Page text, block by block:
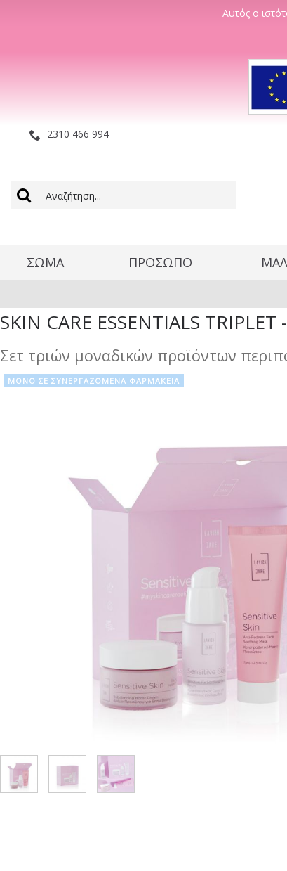
Αυτός ο
2310 466 994
ΣΩΜΑ ΠΡΟΣΩΠΟ
SKIN CARE ESSENTIALS TRIPLET
Σετ τριών μοναδικών προϊόντων
ΜΟΝΟ ΣΕ ΣΥΝΕΡΓΑΖΟΜΕΝΑ ΦΑΡΜΑΚΕΙΑ